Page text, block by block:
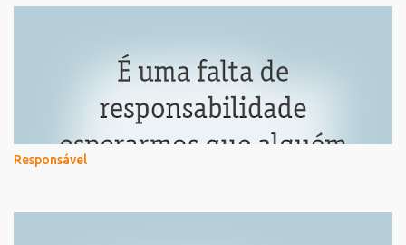
Responsável